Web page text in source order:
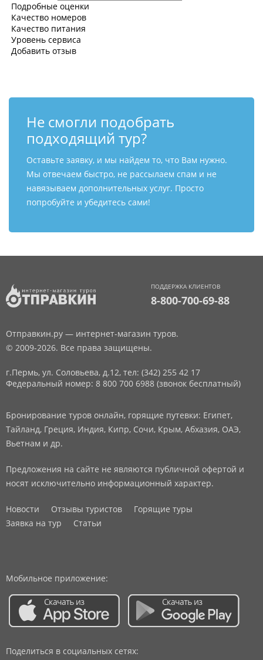
Подробные оценки
Качество номеров
Качество питания
Уровень сервиса
Добавить отзыв
Не смогли подобрать
подходящий тур?
Оставьте заявку, и мы найдем то, что Вам нужно.
Мы отвечаем быстро, не рассылаем спам и не
навязываем дополнительных услуг. Просто
попробуйте и убедитесь сами!
ПОДДЕРЖКА КЛИЕНТОВ
8-800-700-69-88
Отправкин.ру — интернет-магазин туров.
© 2009-2026. Все права защищены.
г.Пермь, ул. Соловьева, д.12, тел: (342) 255 42 17
Федеральный номер: 8 800 700 6988 (звонок бесплатный)
Бронирование туров онлайн, горящие путевки: Египет,
Тайланд, Греция, Индия, Кипр, Сочи, Крым, Абхазия, ОАЭ,
Вьетнам и др.
Предложения на сайте не являются публичной офертой и
носят исключительно информационный характер.
Новости Отзывы туристов
Горящие туры
Заявка на тур
Статьи
Мобильное приложение:
Поделиться в социальных сетях: